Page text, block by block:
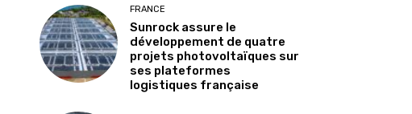
FRANCE
Sunrock assure le
développement de quatre
projets photovoltaïques sur
ses plateformes
logistiques française